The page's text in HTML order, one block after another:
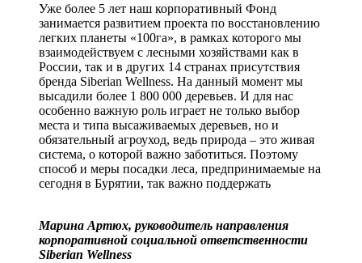
Уже более 5 лет наш корпоративный Фонд
занимается развитием проекта по восстановлению
легких планеты «100га», в рамках которого мы
взаимодействуем с лесными хозяйствами как в
России, так и в других 14 странах присутствия
бренда Siberian Wellness. На данный момент мы
высадили более 1 800 000 деревьев. И для нас
особенно важную роль играет не только выбор
места и типа высаживаемых деревьев, но и
обязательный агроуход, ведь природа – это живая
система, о которой важно заботиться. Поэтому
способ и меры посадки леса, предпринимаемые на
сегодня в Бурятии, так важно поддержать
Марина Артюх, руководитель направления
корпоративной социальной ответственности
Siberian Wellness